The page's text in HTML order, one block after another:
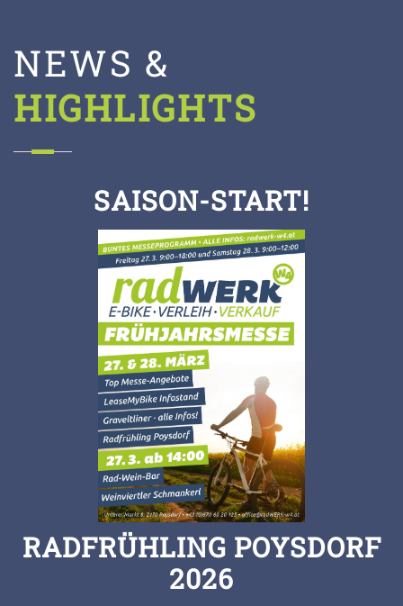
NEWS &
HIGHLIGHTS
SAISON-START!
RADFRÜHLING POYSDORF
2026